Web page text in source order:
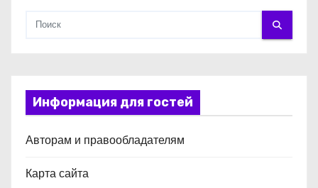
Информация для гостей
Авторам и правообладателям
Карта сайта